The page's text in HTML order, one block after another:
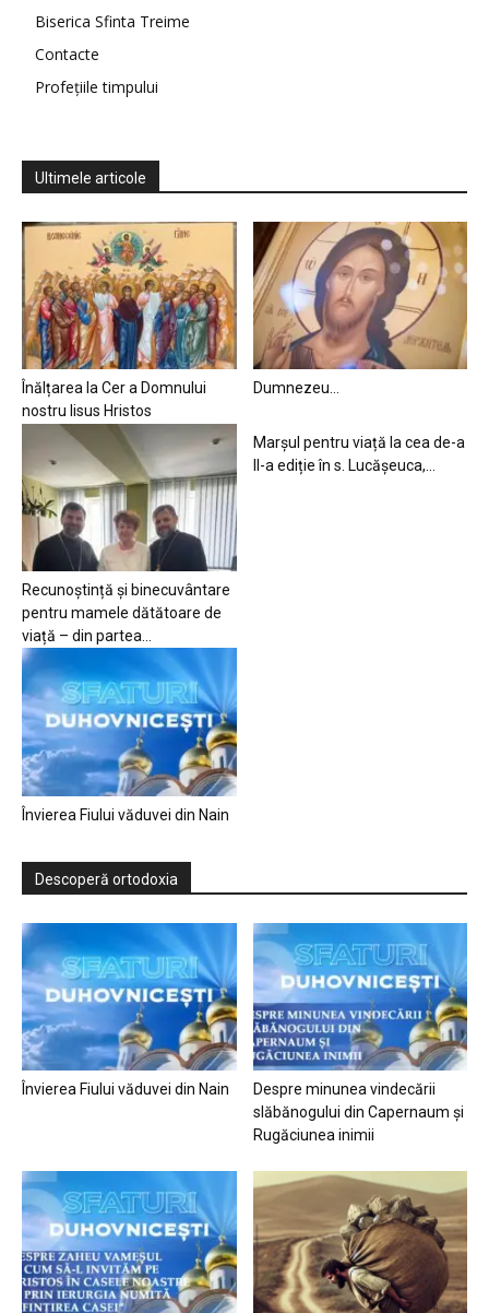
Biserica Sfinta Treime
Contacte
Profețiile timpului
Ultimele articole
Înălțarea la Cer a Domnului
nostru Iisus Hristos
Dumnezeu…
Recunoștință și binecuvântare
pentru mamele dătătoare de
viață – din partea...
Marșul pentru viață la cea de-a
II-a ediție în s. Lucășeuca,...
Învierea Fiului văduvei din Nain
Descoperă ortodoxia
Învierea Fiului văduvei din Nain
Despre minunea vindecării
slăbănogului din Capernaum și
Rugăciunea inimii